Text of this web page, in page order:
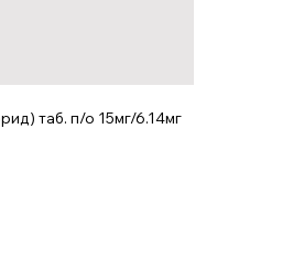
таб. п/о 15мг/6.14мг